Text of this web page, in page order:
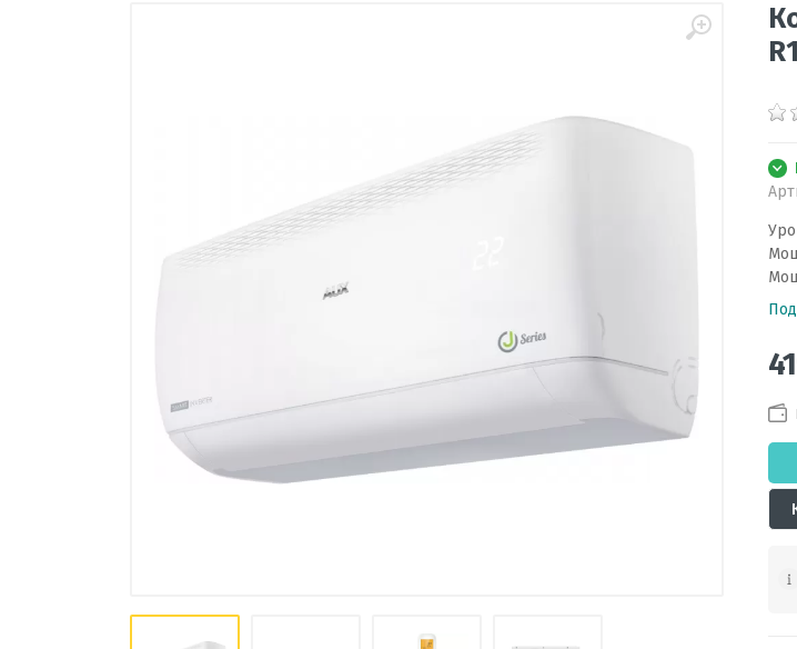
мойки воздуха, климатические
комплексы, осушители
Аксессуары для кондиционеров